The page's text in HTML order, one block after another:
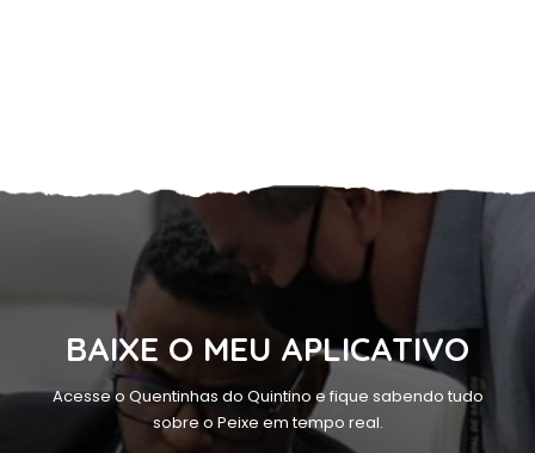
BAIXE O MEU APLICATIVO
Acesse o Quentinhas do Quintino e fique sabendo tudo
sobre o Peixe em tempo real.